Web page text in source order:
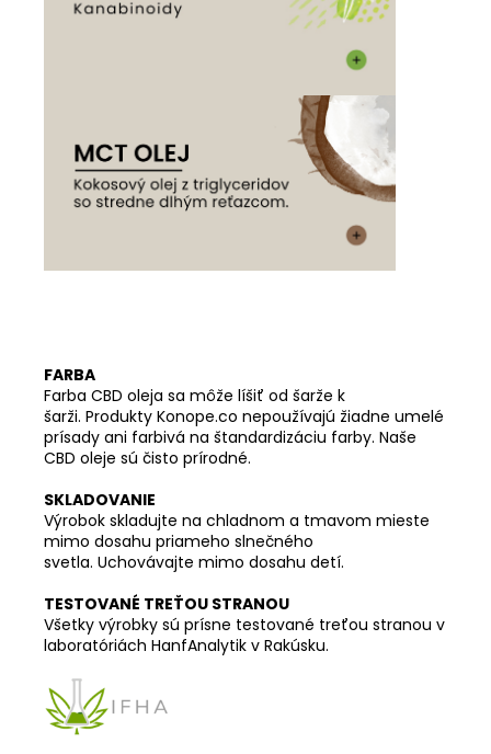
FARBA
Farba CBD oleja sa môže líšiť od šarže k
šarži. Produkty Konope.co nepoužívajú žiadne umelé
prísady ani farbivá na štandardizáciu farby. Naše
CBD oleje sú čisto prírodné.
SKLADOVANIE
Výrobok skladujte na chladnom a tmavom mieste
mimo dosahu priameho slnečného
svetla. Uchovávajte mimo dosahu detí.
TESTOVANÉ TREŤOU STRANOU
Všetky výrobky sú prísne testované treťou stranou v
laboratóriách HanfAnalytik v Rakúsku.